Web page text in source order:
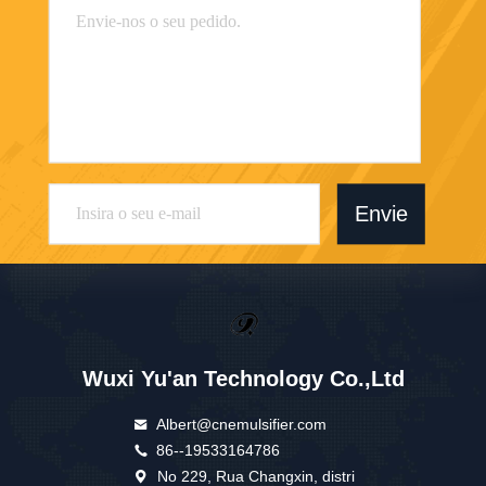
Envie
Wuxi Yu'an Technology Co.,Ltd
Albert@cnemulsifier.com
86--19533164786
No 229, Rua Changxin, distri